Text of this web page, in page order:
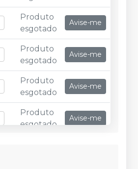
Produto
esgotado
Avise-me
Produto
esgotado
Avise-me
Produto
esgotado
Avise-me
Produto
esgotado
Avise-me